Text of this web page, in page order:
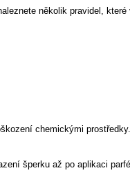
několik pravidel,
chemickými
šperku až po aplikaci